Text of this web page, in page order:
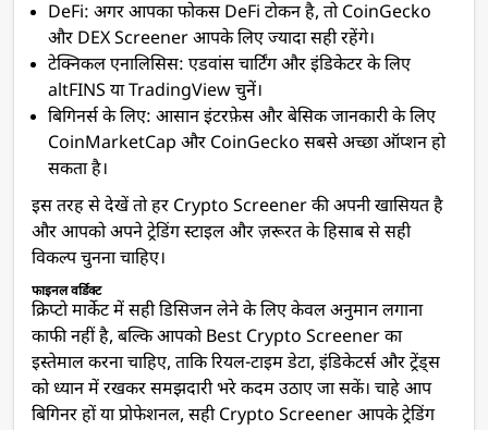
DeFi: अगर आपका फोकस DeFi टोकन है, तो CoinGecko
और DEX Screener आपके लिए ज्यादा सही रहेंगे।
टेक्निकल एनालिसिस: एडवांस चार्टिंग और इंडिकेटर के लिए
altFINS या TradingView चुनें।
बिगिनर्स के लिए: आसान इंटरफ़ेस और बेसिक जानकारी के लिए
CoinMarketCap और CoinGecko सबसे अच्छा ऑप्शन हो
सकता है।
इस तरह से देखें तो हर Crypto Screener की अपनी खासियत है
और आपको अपने ट्रेडिंग स्टाइल और ज़रूरत के हिसाब से सही
विकल्प चुनना चाहिए।
फाइनल वर्डिक्ट
क्रिप्टो मार्केट में सही डिसिजन लेने के लिए केवल अनुमान लगाना
काफी नहीं है, बल्कि आपको Best Crypto Screener का
इस्तेमाल करना चाहिए, ताकि रियल-टाइम डेटा, इंडिकेटर्स और ट्रेंड्स
को ध्यान में रखकर समझदारी भरे कदम उठाए जा सकें। चाहे आप
बिगिनर हों या प्रोफेशनल, सही Crypto Screener आपके ट्रेडिंग